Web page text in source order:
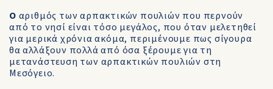
Ο αριθμός των αρπακτικών πουλιών που περνούν
από το νησί είναι τόσο μεγάλος, που όταν μελετηθεί
για μερικά χρόνια ακόμα, περιμένουμε πως σίγουρα
θα αλλάξουν πολλά από όσα ξέρουμε για τη
μετανάστευση των αρπακτικών πουλιών στη
Μεσόγειο.